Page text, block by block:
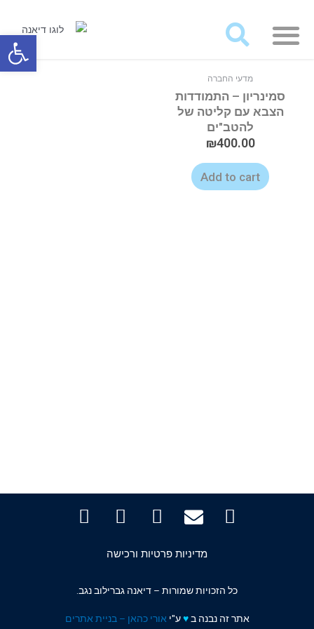
מדעי החברה
סמינריון – התמודדות
הצבא עם קליטה של
להטב"ים
₪400.00
Add to cart
מדיניות פרטיות ורכישה
כל הזכויות שמורות – דיאנה גברילוב נגב.
אתר זה נבנה ב♥️ע"י אורי כהאן – בניית אתרים
פתח